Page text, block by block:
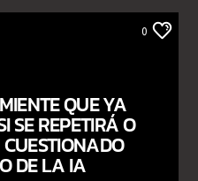
0
QUE YA
SE REPETIRÁ O
DE LA IA